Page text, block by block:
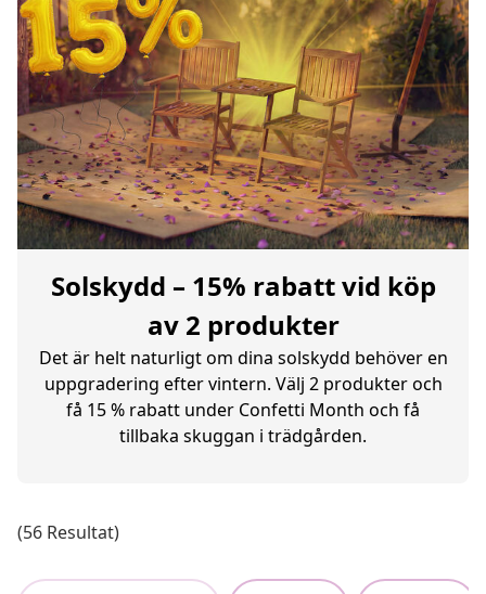
Solskydd – 15% rabatt vid köp
av 2 produkter
Det är helt naturligt om dina solskydd behöver en
uppgradering efter vintern. Välj 2 produkter och
få 15 % rabatt under Confetti Month och få
tillbaka skuggan i trädgården.
(56 Resultat)